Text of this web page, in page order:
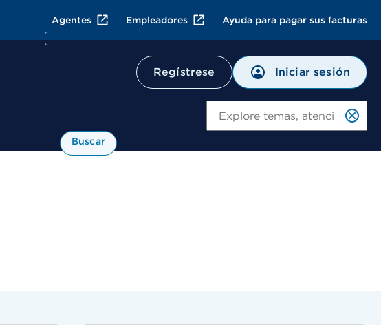
Agentes Empleadores Ayuda para pagar sus facturas
Regístrese Iniciar sesión
Buscar